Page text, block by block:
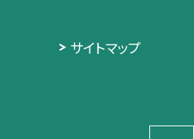
サイトマップ